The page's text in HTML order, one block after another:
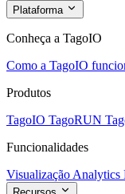
Plataforma
Conheça a TagoIO
Como a TagoIO
Produtos
TagoIO TagoRUN
Funcionalidades
Visualização Analytics